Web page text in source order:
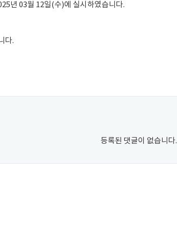
년 03월 12일(수)에 실시하였습니다.
다.
등록된 댓글이 없습니다.